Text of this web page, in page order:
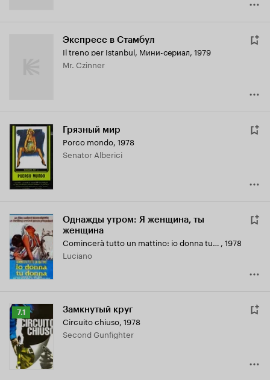
Экспресс в Стамбул
Il treno per Istanbul, Мини-сериал, 1979
Mr. Czinner
Грязный мир
Porco mondo, 1978
Senator Alberici
Однажды утром: Я женщина, ты
женщина
Comincerà tutto un mattino: io donna tu donna , 1978
Luciano
Рейтинг
Кинопоиска
7.1
7.1 Замкнутый круг
Circuito chiuso, 1978
Second Gunfighter